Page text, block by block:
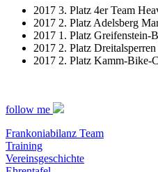
2017 3. Platz 4er Team
2017 2. Platz Adelsberg
2017 1. Platz Greifenstein-
2017 2. Platz
2017 2. Platz Kamm-Bike-
follow me
Frankoniabilanz Team
Training
Vereinsgeschichte